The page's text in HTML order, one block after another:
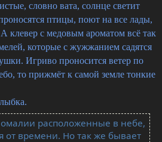
словно вата, солнце светит
птицы, поют на все лады,
клевер с медовым ароматом всё так
которые с жужжанием садятся
Игриво проносится ветер по
то прижмёт к самой земле тонкие
расположенные в небе,
от времени. Но так же бывает